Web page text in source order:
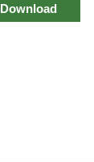
Download